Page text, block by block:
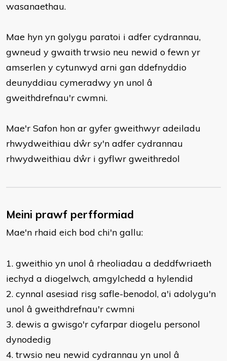
wasanaethau.
Mae hyn yn golygu paratoi i adfer cydrannau,
gwneud y gwaith trwsio neu newid o fewn yr
amserlen y cytunwyd arni gan ddefnyddio
deunyddiau cymeradwy yn unol â
gweithdrefnau'r cwmni.
Mae'r Safon hon ar gyfer gweithwyr adeiladu
rhwydweithiau dŵr sy'n adfer cydrannau
rhwydweithiau dŵr i gyflwr gweithredol
Meini prawf perfformiad
Mae'n rhaid eich bod chi'n gallu:
​1. gweithio yn unol â rheoliadau a deddfwriaeth
iechyd a diogelwch, amgylchedd a hylendid
2. cynnal asesiad risg safle-benodol, a'i adolygu'n
unol â gweithdrefnau'r cwmni
3. dewis a gwisgo'r cyfarpar diogelu personol
dynodedig
4. trwsio neu newid cydrannau yn unol â